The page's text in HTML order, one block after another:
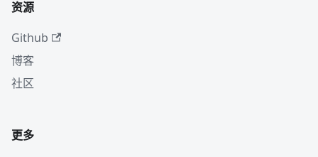
资源
Github
博客
社区
更多